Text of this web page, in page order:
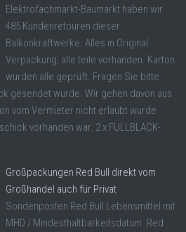
Elektrofachmarkt-Baumarkt haben wir
485 Kundenretouren dieser
Balkonkraftwerke. Alles in Original
Verpackung, alle teile vorhanden. Karton
wurden alle geprüft. Fragen Sie bitte
gesendet wurde. Wir gehen davon aus
vom Vermieter nicht erlaubt wurde
vorhanden war. 2 x FULLBLACK-
Großpackungen Red Bull direkt vom
Großhandel auch für Privat
Sondenposten Red Bull Lebensmittel mit
MHD / Mindesthaltbarkeitsdatum. Red